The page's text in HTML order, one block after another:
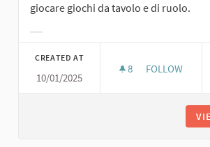
giocare giochi da tavolo e di ruolo.
CREATED AT
10/01/2025
8 8 FOLLOWERS
FOLLOW